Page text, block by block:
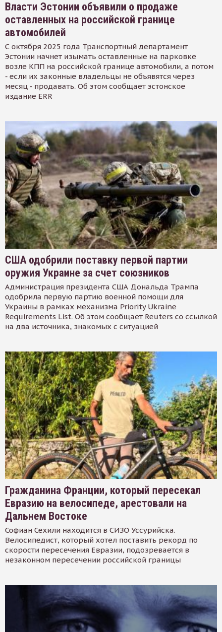
Власти Эстонии объявили о продаже
оставленных на российской границе
автомобилей
С октября 2025 года Транспортный департамент
Эстонии начнет изымать оставленные на парковке
возле КПП на российской границе автомобили, а потом
- если их законные владельцы не объявятся через
месяц - продавать. Об этом сообщает эстонское
издание ERR
США одобрили поставку первой партии
оружия Украине за счет союзников
Администрация президента США Дональда Трампа
одобрила первую партию военной помощи для
Украины в рамках механизма Priority Ukraine
Requirements List. Об этом сообщает Reuters со ссылкой
на два источника, знакомых с ситуацией
Гражданина Франции, который пересекал
Евразию на велосипеде, арестовали на
Дальнем Востоке
Софиан Сехили находится в СИЗО Уссурийска.
Велосипедист, который хотел поставить рекорд по
скорости пересечения Евразии, подозревается в
незаконном пересечении российской границы